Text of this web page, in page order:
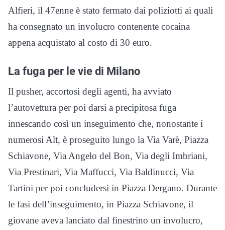
Alfieri, il 47enne è stato fermato dai poliziotti ai quali
ha consegnato un involucro contenente cocaina
appena acquistato al costo di 30 euro.
La fuga per le vie di Milano
Il pusher, accortosi degli agenti, ha avviato
l’autovettura per poi darsi a precipitosa fuga
innescando così un inseguimento che, nonostante i
numerosi Alt, è proseguito lungo la Via Varè, Piazza
Schiavone, Via Angelo del Bon, Via degli Imbriani,
Via Prestinari, Via Maffucci, Via Baldinucci, Via
Tartini per poi concludersi in Piazza Dergano. Durante
le fasi dell’inseguimento, in Piazza Schiavone, il
giovane aveva lanciato dal finestrino un involucro,